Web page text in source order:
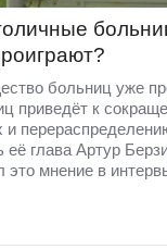
больниц уже
приведёт к
и
её глава Артур
это мнение в